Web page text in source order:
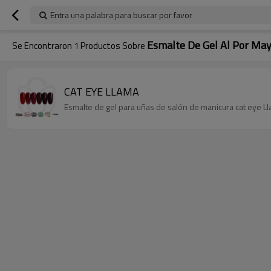
Entra una palabra para buscar por favor
Se Encontraron 1 Productos Sobre Esmalte De Gel Al Por
CAT EYE LLAMA
Esmalte de gel para uñas de salón de manicura cat eye